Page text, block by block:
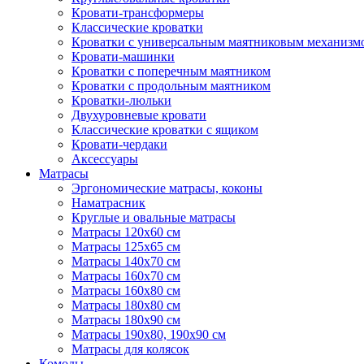
Кровати-трансформеры
Классические кроватки
Кроватки с универсальным маятниковым
Кровати-машинки
Кроватки с поперечным маятником
Кроватки с продольным маятником
Кроватки-люльки
Двухуровневые кровати
Классические кроватки с ящиком
Кровати-чердаки
Аксессуары
Матрасы
Эргономические матрасы, коконы
Наматрасник
Круглые и овальные матрасы
Матрасы 120х60 см
Матрасы 125х65 см
Матрасы 140х70 см
Матрасы 160х70 см
Матрасы 160х80 см
Матрасы 180х80 см
Матрасы 180х90 см
Матрасы 190х80, 190х90 см
Матрасы для колясок